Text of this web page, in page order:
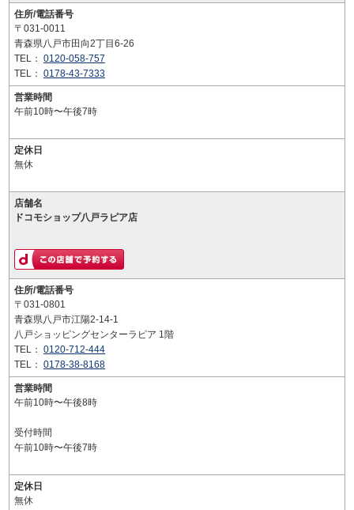
住所/電話番号
〒031-0011
青森県八戸市田向2丁目6-26
TEL： 0120-058-757
TEL： 0178-43-7333
営業時間
午前10時〜午後7時
定休日
無休
店舗名
ドコモショップ八戸ラピア店
住所/電話番号
〒031-0801
青森県八戸市江陽2-14-1
八戸ショッピングセンターラピア 1階
TEL： 0120-712-444
TEL： 0178-38-8168
営業時間
午前10時〜午後8時
受付時間
午前10時〜午後7時
定休日
無休